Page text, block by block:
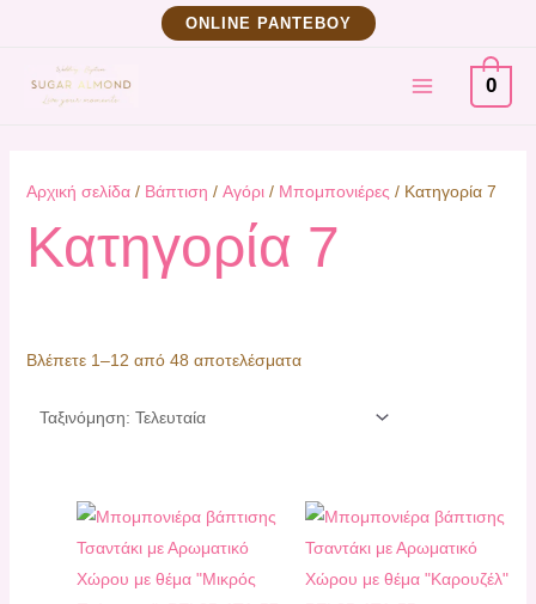
περιεχόμενο
ΟNLINE ΡΑΝΤΕΒΟΥ
MAIN
MENU
0
Αρχική σελίδα/ Βάπτιση / Αγόρι/ Μπομπονιέρες / Κατηγορία 7
Κατηγορία 7
Βλέπετε 1–12 από 48 αποτελέσματα
Sorted
by